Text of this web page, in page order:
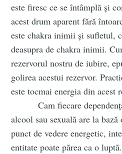
este firesc ce se întâmplă și
acest drum aparent fără
este chakra inimii și sufletul,
deasupra de chakra inimii.
rezervorul nostru de iubire,
golirea acestui rezervor.
este tocmai energia din acest
Cam fiecare dependență,
alcool sau sexuală are la
punct de vedere energetic,
entitate poate părea ca o